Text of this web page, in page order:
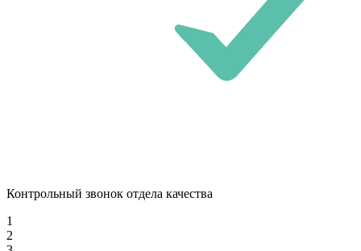
Контрольный звонок отдела качества
1
2